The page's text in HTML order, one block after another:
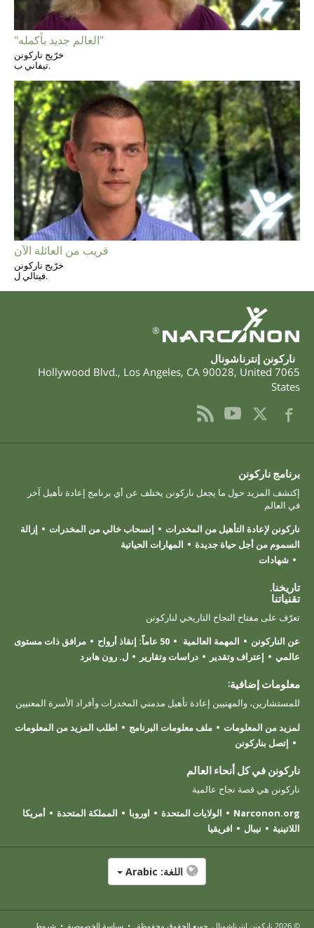
"العالم جديد بأكمله"
خرّيج ناركونن
تيفاني ب.
قريب من العائلة الآن
خرّيج ناركونن
فيتالي ل.
®
ناركونن إنترناشونال
7065 Hollywood Blvd.
, Los Angeles, CA 90028, United
States
برنامج ناركونن
إكتشف المزيد حول ما يجعل ناركونن يختلف عن أي برنامج إعادة تأهيل آخر
في العالم
ناركونن لإعادة التأهيل من المخدرات
إنسحاب خالي من المخدرات
إزالة
السموم من أجل حياة جديدة
المهارات الحياتية
شهادات
تاريخنا.
تقنياتنا
تعرّف على مفتاح النجاح التاريخي لناركونن
عن الناركونن
المهمة العالمية 50 عاماً: إنقاذ أرواح
مرافق ذات مستوى
عالمي
إعتراف وتقدير دراسات وتقارير ل. رون هابرد
معلومات إضافية:
للمستشارين، والمهنيين إعادة تأهيل مدمني المخدرات وأفراد الأسرة المعنيين
لمزيد من المعلومات
ملف معلومات البرنامج
اطلب المزيد من المعلومات
إتصل بناركونن
ناركونن في كل أنحاء العالم
ناركونن هي قصة نجاح عالمية
Narconon.org
الولايات المتحدة اوروبا المملكة المتحدة
أمريكا
اللاتينية
نيبال افريقيا
اللغة:
© 2026 ناركونن إنترناشونال. جميع الحقوق محفوظة. • سياسة الخصوصية • شروط